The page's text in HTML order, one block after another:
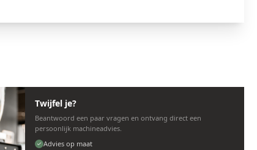
Twijfel je?
Beantwoord een paar vragen en ontvang direct een
persoonlijk machineadvies.
Advies op maat